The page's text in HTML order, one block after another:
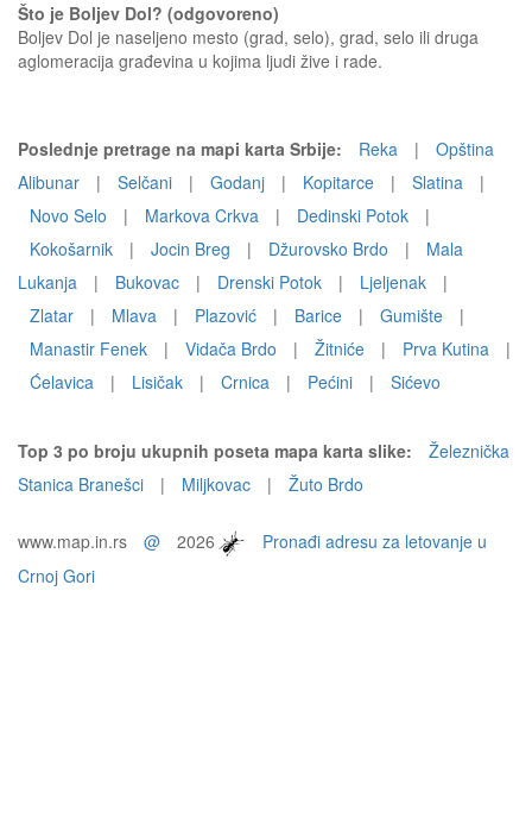
Što je Boljev Dol? (odgovoreno)
Boljev Dol je naseljeno mesto (grad, selo), grad, selo ili druga
aglomeracija građevina u kojima ljudi žive i rade.
Poslednje pretrage na mapi karta Srbije: Reka |
Opština
Alibunar
| Selčani | Godanj | Kopitarce | Slatina
|
Novo Selo
| Markova Crkva | Dedinski Potok
|
Kokošarnik
| Jocin Breg | Džurovsko Brdo |
Mala
Lukanja
| Bukovac | Drenski Potok | Ljeljenak
|
Zlatar
| Mlava | Plazović | Barice | Gumište
|
Manastir Fenek
| Vidača Brdo | Žitniće | Prva Kutina
|
Ćelavica
| Lisičak | Crnica | Pećini | Sićevo
Top 3 po broju ukupnih poseta mapa karta slike:
Železnička
Stanica Branešci
| Miljkovac | Žuto Brdo
www.map.in.rs @ 2026
Pronađi adresu za letovanje u
Crnoj Gori